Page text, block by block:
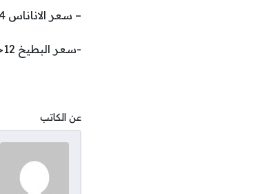
– سعر الاناناس 14جنيها للكيلو
-سعر البطيخ 12جنيه للكيلو .
عن الكاتب